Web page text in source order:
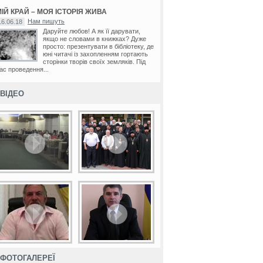
КРАЙ – МОЯ ІСТОРІЯ ЖИВА
Нам пишуть
Даруйте любов! А як її дарувати,
якщо не словами в книжках? Дуже
просто: презентувати в бібліотеку, де
юні читачі із захопленням гортають
сторінки творів своїх земляків. Під
проведення...
ВІДЕО
ФОТОГАЛЕРЕЇ